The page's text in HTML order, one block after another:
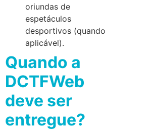
oriundas de
espetáculos
desportivos (quando
aplicável).
Quando a
DCTFWeb
deve ser
entregue?